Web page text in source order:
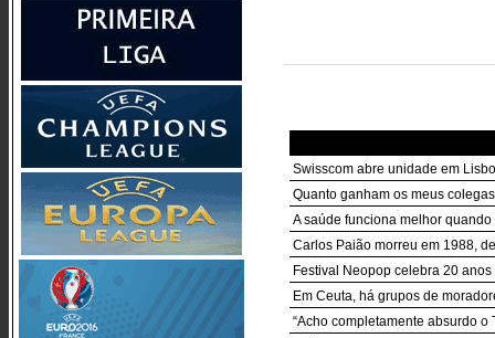
Swisscom abre unidade em
Quanto ganham os meus
A saúde funciona melhor
Carlos Paião morreu em 1988,
Festival Neopop celebra 20
Em Ceuta, há grupos de
“Acho completamente absurdo